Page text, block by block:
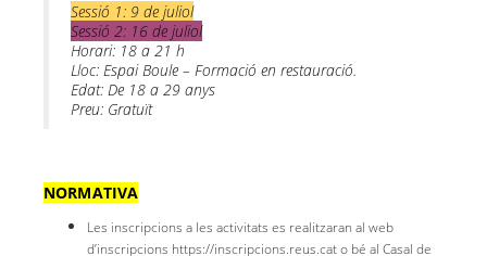
Sessió 1: 9 de juliol
Sessió 2: 16 de juliol
Horari: 18 a 21 h
Lloc: Espai Boule – Formació en restauració.
Edat: De 18 a 29 anys
Preu: Gratuït
NORMATIVA
Les inscripcions a les activitats es realitzaran al web
d’inscripcions https://inscripcions.reus.cat o bé al Casal de